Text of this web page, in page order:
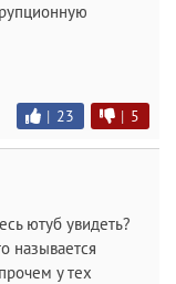
| 23 | 5
ютуб увидеть?
называется
у тех